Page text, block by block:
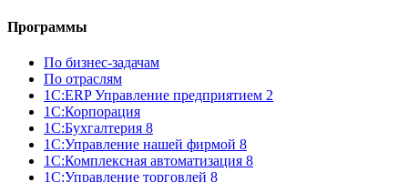
Программы
По бизнес-задачам
По отраслям
1C:ERP Управление предприятием 2
1С:Корпорация
1С:Бухгалтерия 8
1С:Управление нашей фирмой 8
1С:Комплексная автоматизация 8
1С:Управление торговлей 8